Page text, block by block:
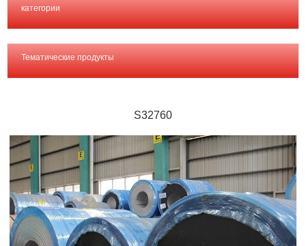
категории
Тематические продукты
S32760